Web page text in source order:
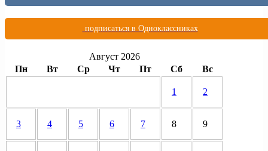
подписаться в Одноклассниках
Август 2026
Пн
Вт Ср Чт Пт Сб Вс
1 2
3 4 5 6 7 8 9